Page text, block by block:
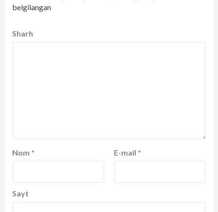
belgilangan
Sharh
Nom * E-mail *
Sayt